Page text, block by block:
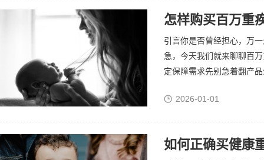
怎样购买百万重
引言你是否曾经担心，万
急，今天我们就来聊聊百
定保障需求先别急着翻产
2026-01-01
如何正确买健康